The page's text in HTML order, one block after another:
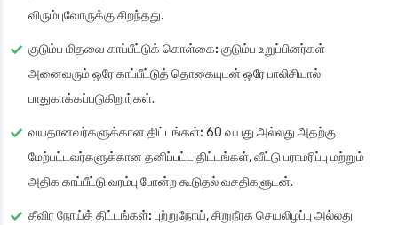
விரும்புவோருக்கு சிறந்தது.
குடும்ப மிதவை காப்பீட்டுக் கொள்கை: குடும்ப உறுப்பினர்கள்
அனைவரும் ஒரே காப்பீட்டுத் தொகையுடன் ஒரே பாலிசியால்
பாதுகாக்கப்படுகிறார்கள்.
வயதானவர்களுக்கான திட்டங்கள்: 60 வயது அல்லது அதற்கு
மேற்பட்டவர்களுக்கான தனிப்பட்ட திட்டங்கள், வீட்டு பராமரிப்பு மற்றும்
அதிக காப்பீட்டு வரம்பு போன்ற கூடுதல் வசதிகளுடன்.
தீவிர நோய்த் திட்டங்கள்: புற்றுநோய், சிறுநீரக செயலிழப்பு அல்லது